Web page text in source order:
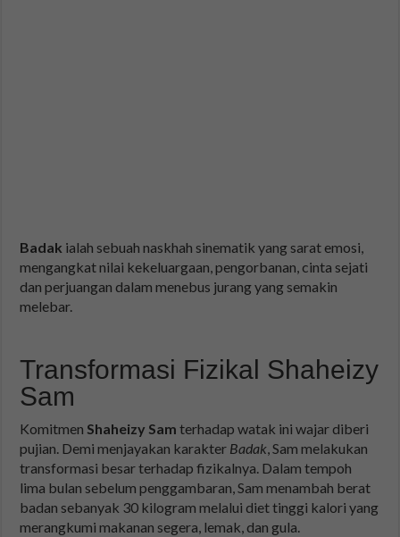
Badak ialah sebuah naskhah sinematik yang sarat emosi,
mengangkat nilai kekeluargaan, pengorbanan, cinta sejati
dan perjuangan dalam menebus jurang yang semakin
melebar.
Transformasi Fizikal Shaheizy
Sam
Komitmen Shaheizy Sam terhadap watak ini wajar diberi
pujian. Demi menjayakan karakter Badak, Sam melakukan
transformasi besar terhadap fizikalnya. Dalam tempoh
lima bulan sebelum penggambaran, Sam menambah berat
badan sebanyak 30 kilogram melalui diet tinggi kalori yang
merangkumi makanan segera, lemak, dan gula.